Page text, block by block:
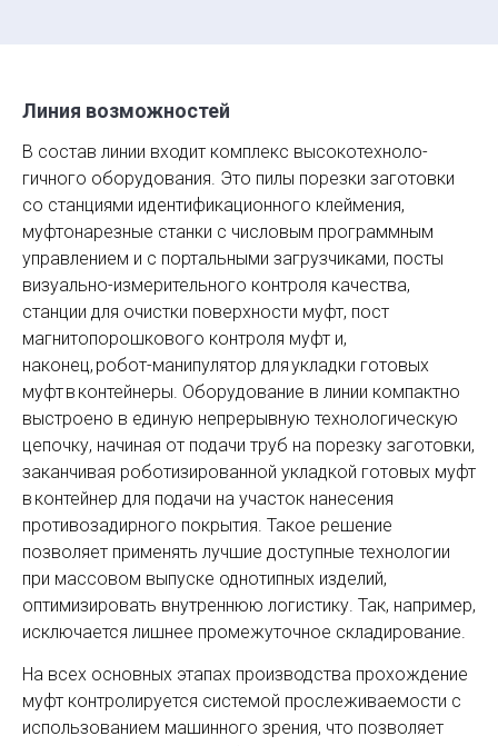
Линия возможностей
В состав линии входит комплекс высокотехноло­
гичного оборудования. Это пилы порезки заготовки
со станциями идентификационного клеймения,
муфтонарезные станки с числовым программным
управлением и с портальными загрузчиками, посты
визуально-измерительного контроля качества,
станции для очистки поверхности муфт, пост
магнитопорошкового контроля муфт и,
наконец, робот-манипулятор для укладки готовых
муфт в контейнеры. Оборудование в линии компактно
выстроено в единую непрерывную технологическую
цепочку, начиная от подачи труб на порезку заготовки,
заканчивая роботизированной укладкой готовых муфт
в контейнер для подачи на участок нанесения
противозадирного покрытия. Такое решение
позволяет применять лучшие доступные технологии
при массовом выпуске однотипных изделий,
оптимизировать внутреннюю логистику. Так, например,
исключается лишнее промежуточное складирование.
На всех основных этапах производства прохождение
муфт контролируется системой прослеживаемости с
использованием машинного зрения, что позволяет